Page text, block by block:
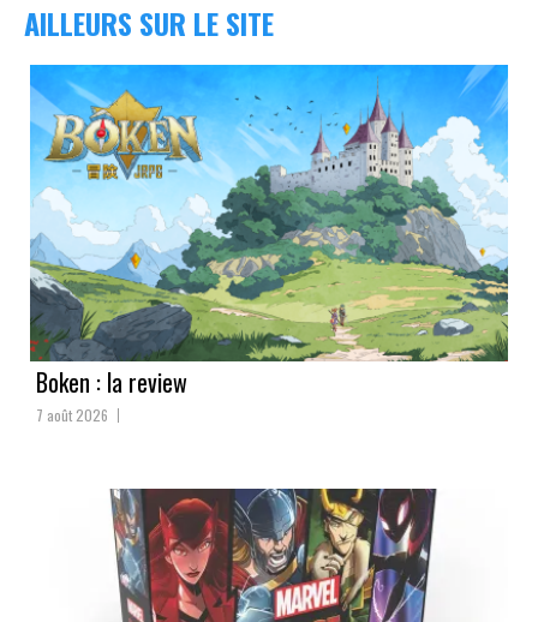
AILLEURS SUR LE SITE
Boken : la review
7 août 2026